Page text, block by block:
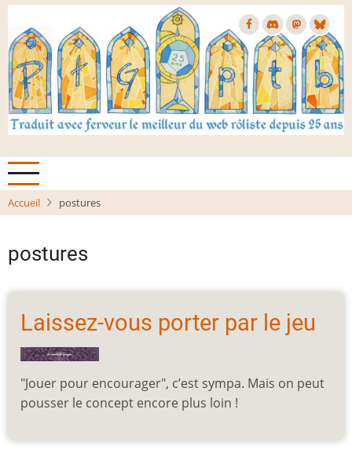
Aller
contenu
principal
Accueil postures
postures
Laissez-vous porter par le jeu
"Jouer pour encourager", c’est sympa. Mais on peut
pousser le concept encore plus loin !